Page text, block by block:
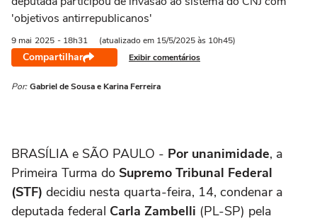
'objetivos antirrepublicanos'
9 mai 2025 - 18h31 (atualizado em 15/5/2025 às 10h45)
Compartilhar Exibir comentários
Por: Gabriel de Sousa e Karina Ferreira
BRASÍLIA e SÃO PAULO - Por unanimidade, a
Primeira Turma do Supremo Tribunal Federal
(STF) decidiu nesta quarta-feira, 14, condenar a
deputada federal Carla Zambelli (PL-SP) pela